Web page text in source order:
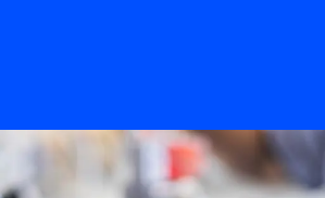
05
高純度および低ΔP用途向けモデルを含